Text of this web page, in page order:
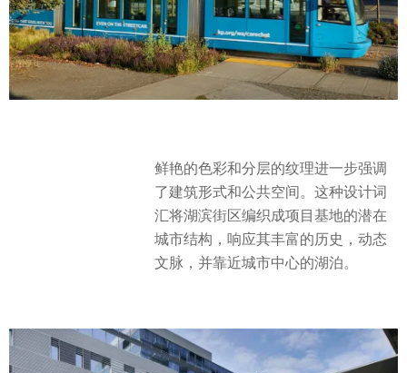
鲜艳的色彩和分层的纹理进一步强调
了建筑形式和公共空间。这种设计词
汇将湖滨街区编织成项目基地的潜在
城市结构，响应其丰富的历史，动态
文脉，并靠近城市中心的湖泊。